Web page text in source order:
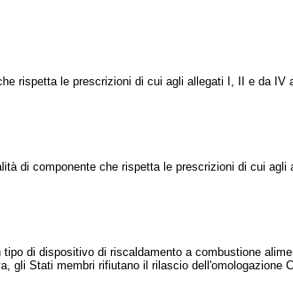
rispetta le prescrizioni di cui agli allegati I, II e da IV
di componente che rispetta le prescrizioni di cui
di dispositivo di riscaldamento a combustione
gli Stati membri rifiutano il rilascio dell'omologazione